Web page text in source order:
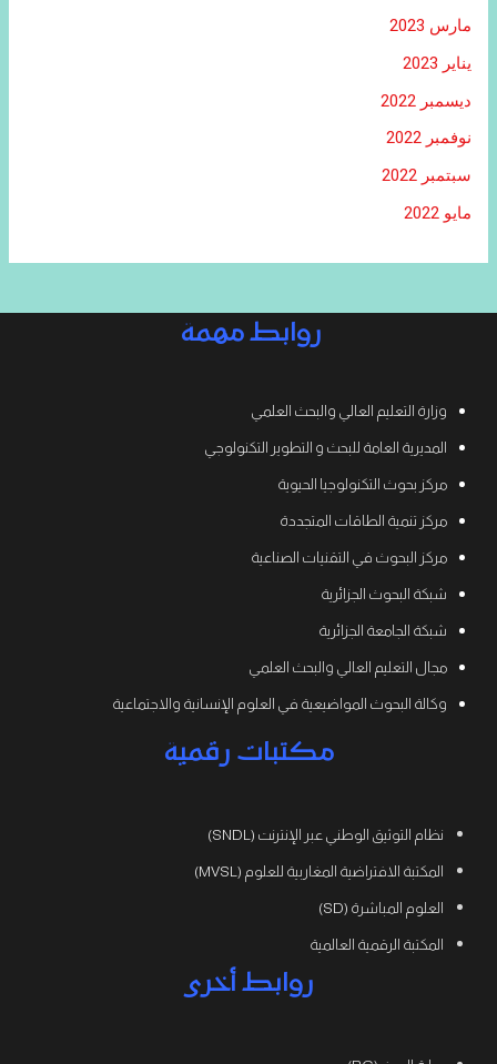
مارس 2023
يناير 2023
ديسمبر 2022
نوفمبر 2022
سبتمبر 2022
مايو 2022
روابط مهمة
وزارة التعليم العالي والبحث العلمي
المديرية العامة للبحث و التطوير التكنولوجي
مركز بحوث التكنولوجيا الحيوية
مركز تنمية الطاقات المتجددة
مركز البحوث في التقنيات الصناعية
شبكة البحوث الجزائرية
شبكة الجامعة الجزائرية
مجال التعليم العالي والبحث العلمي
وكالة البحوث المواضيعية في العلوم الإنسانية والاجتماعية
مكتبات رقمية
نظام التوثيق الوطني عبر الإنترنت (SNDL)
المكتبة الافتراضية المغاربية للعلوم (MVSL)
العلوم المباشرة (SD)
المكتبة الرقمية العالمية
روابط أخرى